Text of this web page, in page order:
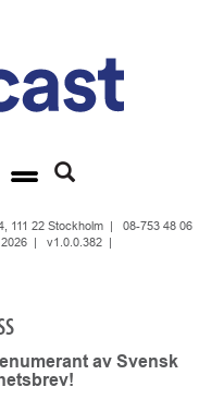
111 22 Stockholm | 08-753 48 06
2026 | v1.0.0.382
av Svensk